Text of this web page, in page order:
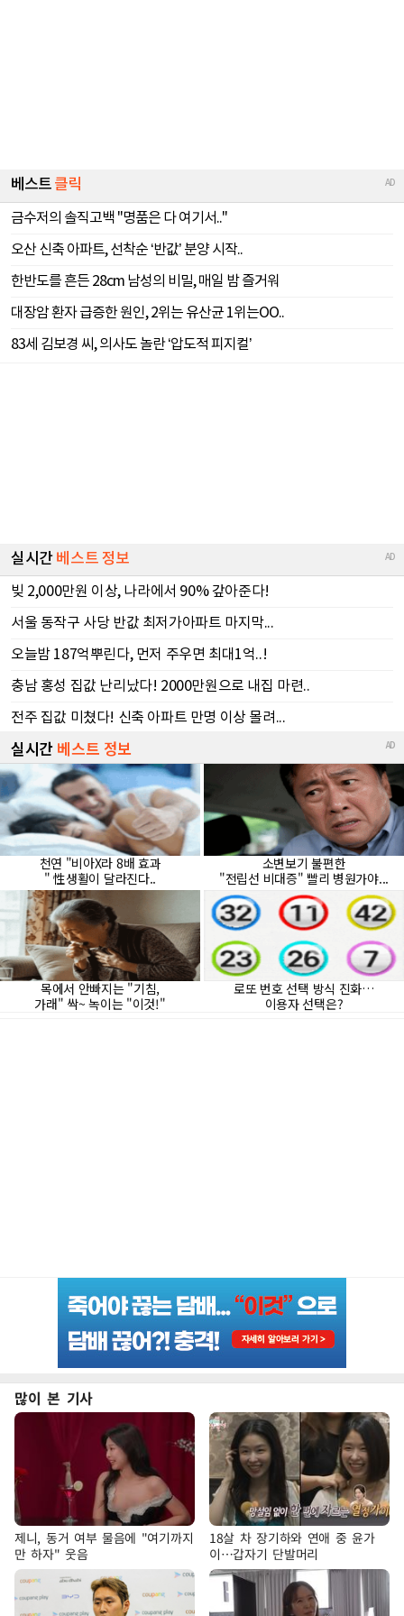
많이 본 기사
제니, 동거 여부 물음에 "여기까지
만 하자" 웃음
18살 차 장기하와 연애 중 윤가
이…갑자기 단발머리